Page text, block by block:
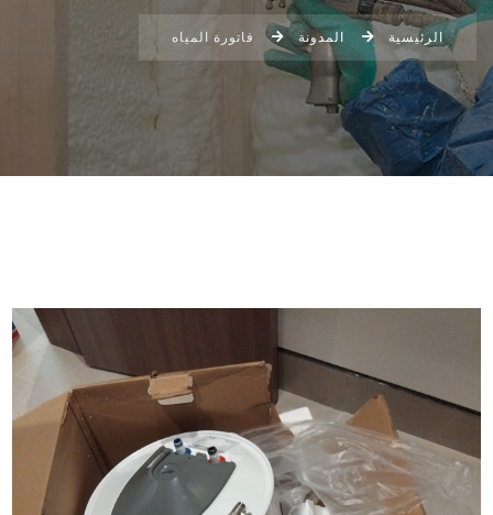
الرئيسية المدونة فاتورة المياه